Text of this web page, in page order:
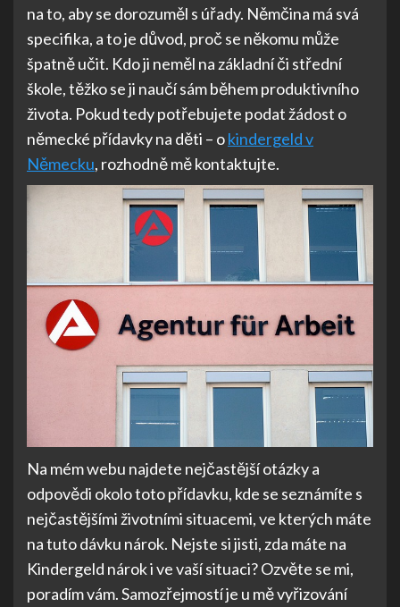
na to, aby se dorozuměl s úřady. Němčina má svá
specifika, a to je důvod, proč se někomu může
špatně učit. Kdo ji neměl na základní či střední
škole, těžko se ji naučí sám během produktivního
života. Pokud tedy potřebujete podat žádost o
německé přídavky na děti – okindergeld v
Německu, rozhodně mě kontaktujte.
Na mém webu najdete nejčastější otázky a
odpovědi okolo toto přídavku, kde se seznámíte s
nejčastějšími životními situacemi, ve kterých máte
na tuto dávku nárok. Nejste si jisti, zda máte na
Kindergeld nárok i ve vaší situaci? Ozvěte se mi,
poradím vám. Samozřejmostí je u mě vyřizování